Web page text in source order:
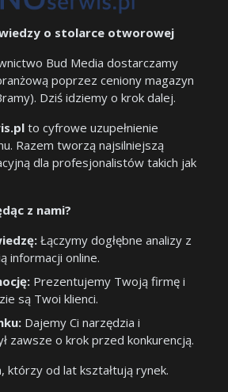
o stolarce otworowej
Bud Media dostarczamy
poprzez ceniony magazyn
Dziś idziemy o krok dalej.
to cyfrowe uzupełnienie
Razem tworzą najsilniejszą
dla profesjonalistów takich jak
z nami?
Łączymy dogłębne analizy z
informacji online.
Prezentujemy Twoją firmę i
są Twoi klienci.
Dajemy Ci narzędzia i
zawsze o krok przed konkurencją.
którzy od lat kształtują rynek.